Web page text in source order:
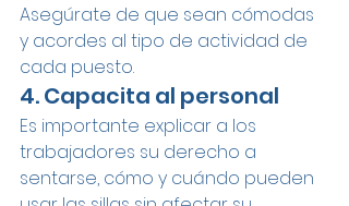
Asegúrate de que sean cómodas
y acordes al tipo de actividad de
cada puesto.
4. Capacita al personal
Es importante explicar a los
trabajadores su derecho a
sentarse, cómo y cuándo pueden